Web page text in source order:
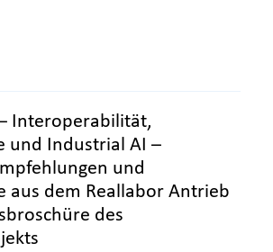
Interoperabilität,
und Industrial AI –
und
aus dem Reallabor Antrieb
des